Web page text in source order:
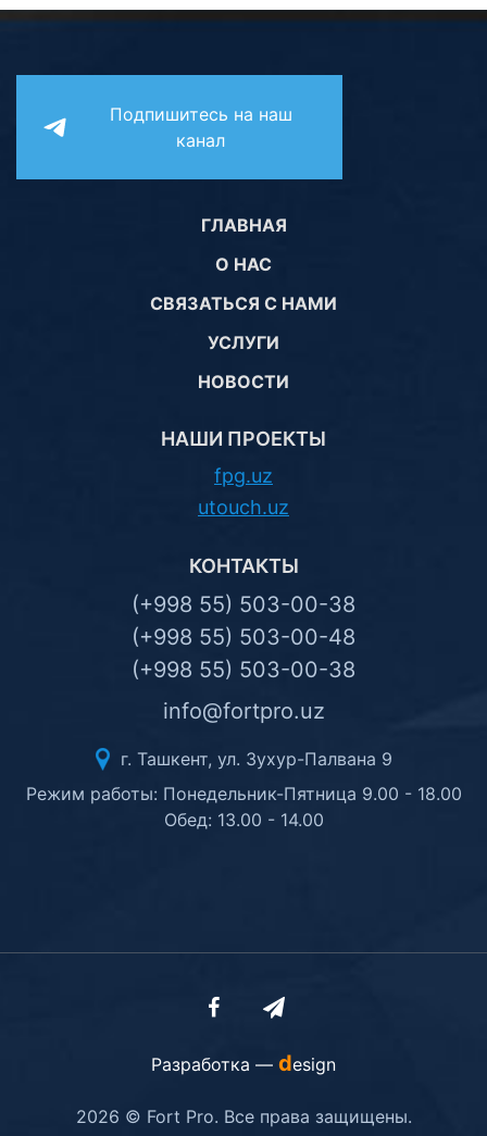
Подпишитесь на наш
канал
ГЛАВНАЯ
О НАС
СВЯЗАТЬСЯ С НАМИ
УСЛУГИ
НОВОСТИ
НАШИ ПРОЕКТЫ
fpg.uz
utouch.uz
КОНТАКТЫ
(+998 55) 503-00-38
(+998 55) 503-00-48
(+998 55) 503-00-38
info@fortpro.uz
г. Ташкент, ул. Зухур-Палвана 9
Режим работы: Понедельник-Пятница 9.00 - 18.00
Обед: 13.00 - 14.00
Разработка — design
2026 © Fort Pro. Все права защищены.